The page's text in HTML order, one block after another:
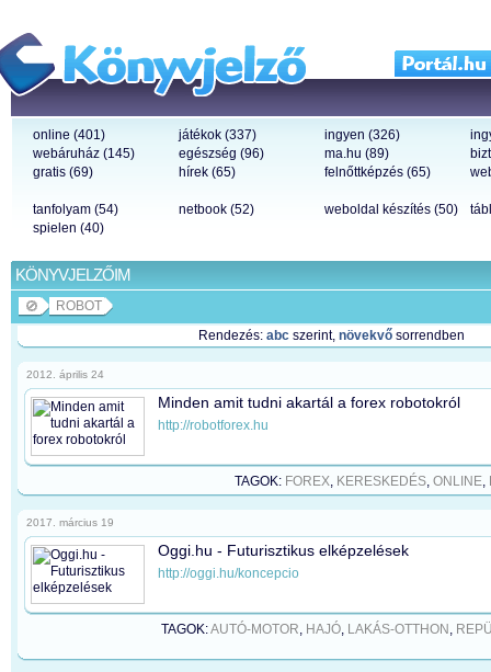
online (401) játékok (337) ingyen (326)
webáruház (145)
egészség (96) ma.hu (89)
gratis (69)
hírek (65) felnőttképzés (65)
tanfolyam (54) netbook (52) weboldal készítés (50)
spielen (40)
KÖNYVJELZŐIM
ROBOT
Rendezés: abcszerint, növekvősorrendben
2012. április 24
Minden amit tudni akartál a forex robotokról
http://robotforex.hu
TAGOK: FOREX, KERESKEDÉS, ONLINE,
2017. március 19
Oggi.hu - Futurisztikus elképzelések
http://oggi.hu/koncepcio
TAGOK:AUTÓ-MOTOR, HAJÓ, LAKÁS-OTTHON ,